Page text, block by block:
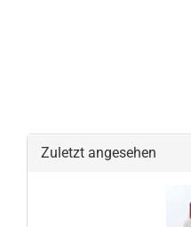
Zuletzt angesehen